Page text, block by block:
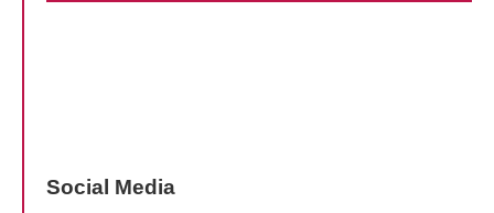
Social Media